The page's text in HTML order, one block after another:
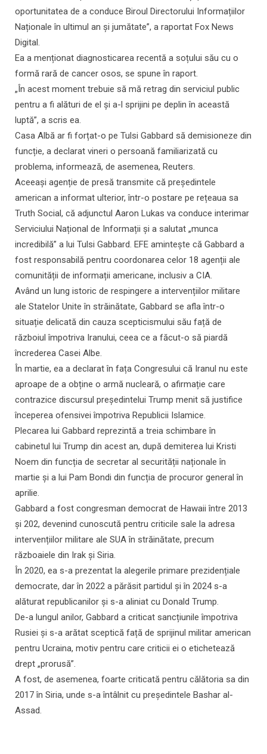
oportunitatea de a conduce Biroul Directorului Informațiilor
Naționale în ultimul an și jumătate”, a raportat Fox News
Digital.
Ea a menționat diagnosticarea recentă a soțului său cu o
formă rară de cancer osos, se spune în raport.
„În acest moment trebuie să mă retrag din serviciul public
pentru a fi alături de el și a-l sprijini pe deplin în această
luptă”, a scris ea.
Casa Albă ar fi forțat-o pe Tulsi Gabbard să demisioneze din
funcție, a declarat vineri o persoană familiarizată cu
problema, informează, de asemenea, Reuters.
Aceeași agenție de presă transmite că președintele
american a informat ulterior, într-o postare pe rețeaua sa
Truth Social, că adjunctul Aaron Lukas va conduce interimar
Serviciului Național de Informații și a salutat „munca
incredibilă” a lui Tulsi Gabbard. EFE amintește că Gabbard a
fost responsabilă pentru coordonarea celor 18 agenții ale
comunității de informații americane, inclusiv a CIA.
Având un lung istoric de respingere a intervențiilor militare
ale Statelor Unite în străinătate, Gabbard se afla într-o
situație delicată din cauza scepticismului său față de
războiul împotriva Iranului, ceea ce a făcut-o să piardă
încrederea Casei Albe.
În martie, ea a declarat în fața Congresului că Iranul nu este
aproape de a obține o armă nucleară, o afirmație care
contrazice discursul președintelui Trump menit să justifice
începerea ofensivei împotriva Republicii Islamice.
Plecarea lui Gabbard reprezintă a treia schimbare în
cabinetul lui Trump din acest an, după demiterea lui Kristi
Noem din funcția de secretar al securității naționale în
martie și a lui Pam Bondi din funcția de procuror general în
aprilie.
Gabbard a fost congresman democrat de Hawaii între 2013
și 202, devenind cunoscută pentru criticile sale la adresa
intervențiilor militare ale SUA în străinătate, precum
războaiele din Irak și Siria.
În 2020, ea s-a prezentat la alegerile primare prezidențiale
democrate, dar în 2022 a părăsit partidul și în 2024 s-a
alăturat republicanilor și s-a aliniat cu Donald Trump.
De-a lungul anilor, Gabbard a criticat sancțiunile împotriva
Rusiei și s-a arătat sceptică față de sprijinul militar american
pentru Ucraina, motiv pentru care criticii ei o etichetează
drept „prorusă”.
A fost, de asemenea, foarte criticată pentru călătoria sa din
2017 în Siria, unde s-a întâlnit cu președintele Bashar al-
Assad.